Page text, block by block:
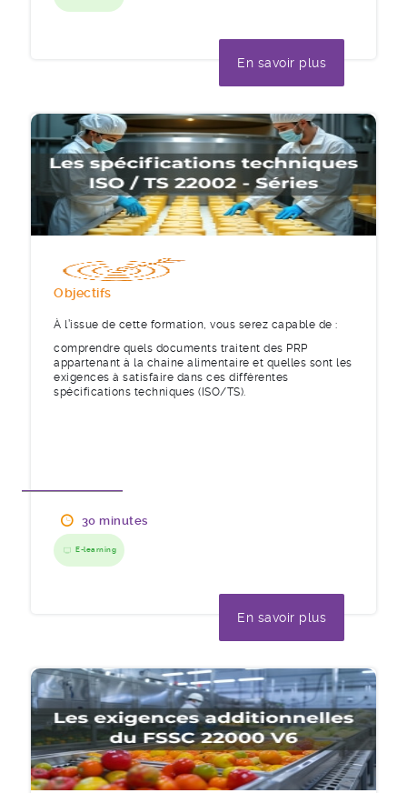
En savoir plus
Objectifs
À l’issue de cette formation, vous serez capable de :
comprendre quels documents traitent des PRP
appartenant à la chaine alimentaire et quelles sont les
exigences à satisfaire dans ces différentes
spécifications techniques (ISO/TS).
30 minutes
E-learning
En savoir plus